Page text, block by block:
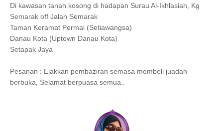
Di kawasan tanah kosong di hadapan Surau Al-Ikhlasiah, Kg
Semarak off Jalan Semarak
Taman Keramat Permai (Setiawangsa)
Danau Kota (Uptown Danau Kota)
Setapak Jaya
Pesanan : Elakkan pembaziran semasa membeli juadah
berbuka, Selamat berpuasa semua..